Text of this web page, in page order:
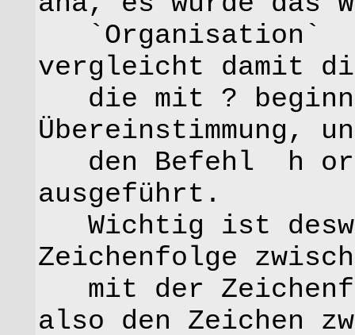
`Organisation`
vergleicht damit
die mit ?
Übereinstimmung,
den Befehl h
ausgeführt.
Wichtig ist
Zeichenfolge
mit der
also den Zeichen